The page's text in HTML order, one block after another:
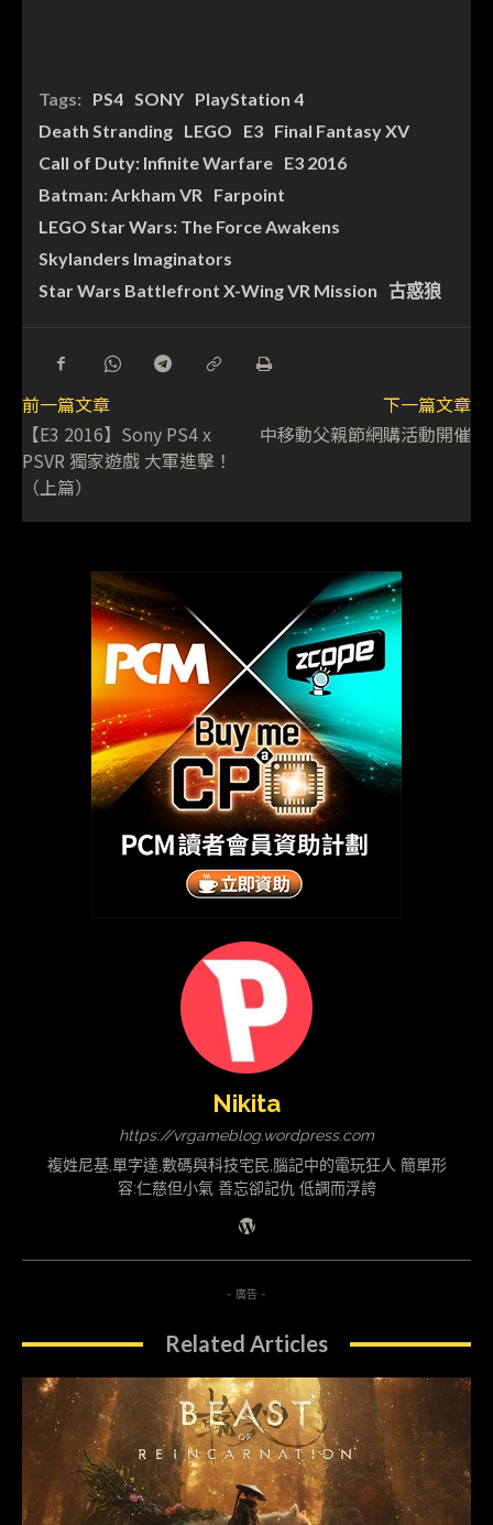
Tags: PS4 SONY PlayStation 4
Death Stranding LEGO E3 Final Fantasy XV
Call of Duty: Infinite Warfare E3 2016
Batman: Arkham VR
Farpoint
LEGO Star Wars: The Force Awakens
Skylanders Imaginators
Star Wars Battlefront X-Wing VR Mission
古惑狼
前一篇文章
【E3 2016】Sony PS4 x
PSVR 獨家遊戲 大軍進擊！
（上篇）
下一篇文章
中移動父親節網購活動開催
Nikita
https://vrgameblog.wordpress.com
複姓尼基,單字達,數碼與科技宅民,腦記中的電玩狂人 簡單形
容:仁慈但小氣 善忘卻記仇 低調而浮誇
- 廣告 -
Related Articles